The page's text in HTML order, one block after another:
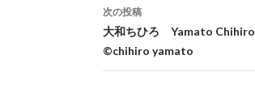
ナ
ビ
ゲ
次の投稿
大和ちひろ Yamato Chihiro
©chihiro yamato